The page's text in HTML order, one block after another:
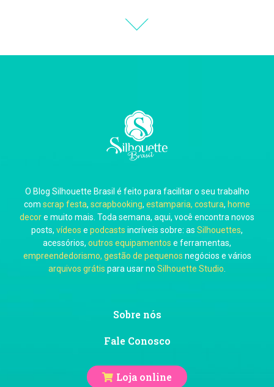
Thiara Ney
Carla Eschberger
Carol Pessoa
Ju Mirthes
O Blog Silhouette Brasil é feito para facilitar o seu trabalho
com scrap festa, scrapbooking, estamparia, costura, home
decore muito mais. Toda semana, aqui, você encontra novos
posts, vídeos e podcasts incríveis sobre: as Silhouettes,
acessórios, outros equipamentos e ferramentas,
empreendedorismo, gestão de pequenos negócios e vários
arquivos grátis para usar no Silhouette Studio
Sobre nós
Fale Conosco
Loja online